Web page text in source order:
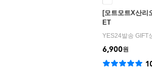
[모트모트X산리
ET
YES24발송 GIFT
6,900원